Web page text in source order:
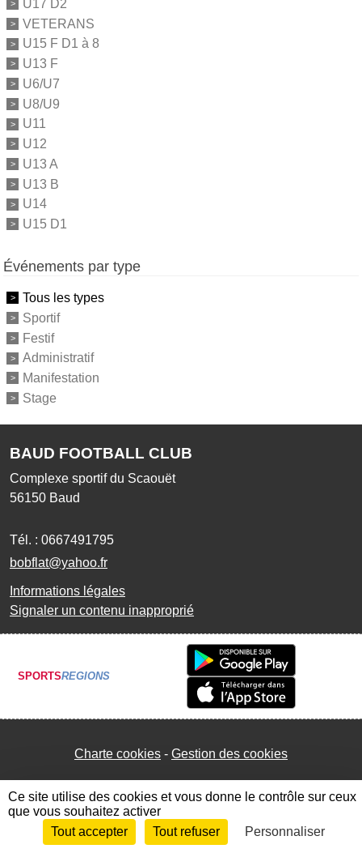
U17 D2
VETERANS
U15 F D1 à 8
U13 F
U6/U7
U8/U9
U11
U12
U13 A
U13 B
U14
U15 D1
Événements par type
Tous les types
Sportif
Festif
Administratif
Manifestation
Stage
BAUD FOOTBALL CLUB
Complexe sportif du Scaouët
56150 Baud
Tél. : 0667491795
bobflat@yahoo.fr
Informations légales
Signaler un contenu inapproprié
SPORTSREGIONS
Charte cookies Gestion des cookies
Envie de participer ? Connexion
Ce site utilise des cookies et vous donne le contrôle sur ceux
que vous souhaitez activer
Tout accepter
Tout refuser Personnaliser